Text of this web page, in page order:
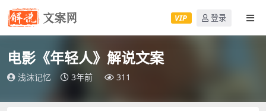
VIP 登录
电影《年轻人》解说文案
浅沫记忆 3年前 311